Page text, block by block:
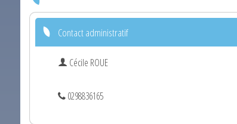
Contact administratif
Cécile ROUE
0298836165